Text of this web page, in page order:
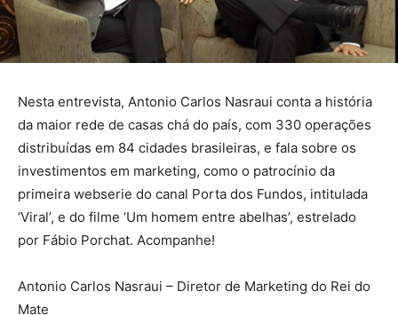
Nesta entrevista, Antonio Carlos Nasraui conta a história
da maior rede de casas chá do país, com 330 operações
distribuídas em 84 cidades brasileiras, e fala sobre os
investimentos em marketing, como o patrocínio da
primeira webserie do canal Porta dos Fundos, intitulada
‘Viral’, e do filme ‘Um homem entre abelhas’, estrelado
por Fábio Porchat. Acompanhe!
Antonio Carlos Nasraui – Diretor de Marketing do Rei do
Mate